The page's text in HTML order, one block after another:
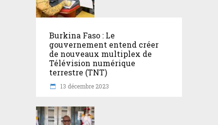
Burkina Faso : Le
gouvernement entend créer
de nouveaux multiplex de
Télévision numérique
terrestre (TNT)
13 décembre 2023